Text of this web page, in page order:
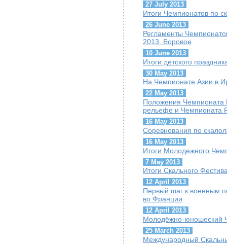
27 July 2013
Итоги Чемпионатов по
26 June 2013
Регламенты
2013. Боровое
10 June 2013
Итоги детского
30 May 2013
На Чемпионате Азии в
22 May 2013
Положения Чемпионата
рельефе и Чемпионата
16 May 2013
Cоревнования по
16 May 2013
Итоги Молодежного
7 May 2013
Итоги Скального
12 April 2013
Первый шаг к военным
во Франции
12 April 2013
Молодёжно-юношеский
25 March 2013
Международный